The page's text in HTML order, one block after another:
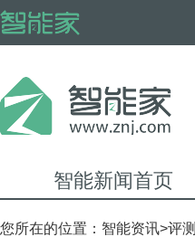
智能新闻首页
您所在的位置： 智能资讯>评测